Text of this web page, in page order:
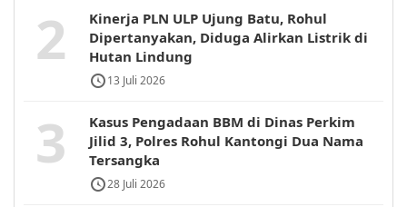
2
Kinerja PLN ULP Ujung Batu, Rohul
Dipertanyakan, Diduga Alirkan Listrik di
Hutan Lindung
13 Juli 2026
3
Kasus Pengadaan BBM di Dinas Perkim
Jilid 3, Polres Rohul Kantongi Dua Nama
Tersangka
28 Juli 2026